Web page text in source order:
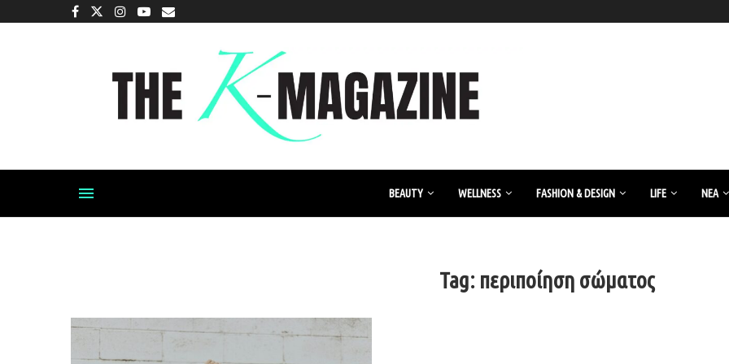
BEAUTY WELLNESS FASHION & DESIGN LIFE ΝΈΑ
Tag: περιποίηση σώματος